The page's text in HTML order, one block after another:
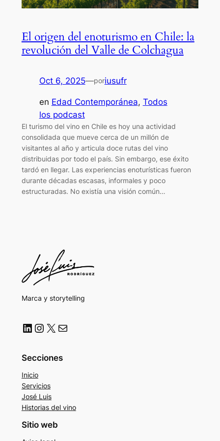
El origen del enoturismo en Chile: la
revolución del Valle de Colchagua
Oct 6, 2025—poriusufr
en Edad Contemporánea, Todos
los podcast
El turismo del vino en Chile es hoy una actividad
consolidada que mueve cerca de un millón de
visitantes al año y articula doce rutas del vino
distribuidas por todo el país. Sin embargo, ese éxito
tardó en llegar. Las experiencias enoturísticas fueron
durante décadas escasas, informales y poco
estructuradas. No existía una visión común…
Marca y storytelling
LinkedIn Instagram X Correo electrónico
Secciones
Inicio
Servicios
José Luis
Historias del vino
Sitio web